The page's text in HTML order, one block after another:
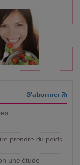
S'abonner
prendre du poids
une étude